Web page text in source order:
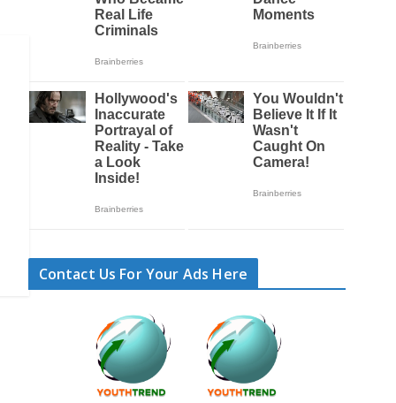
Contact Us For Your Ads Here